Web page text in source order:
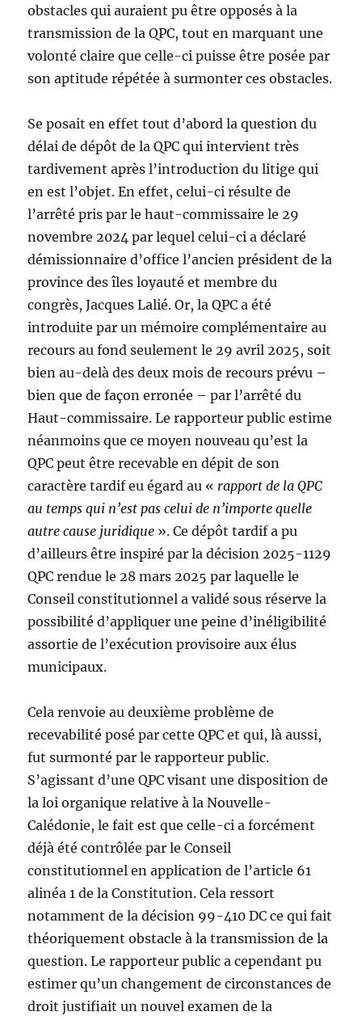
obstacles qui auraient pu être opposés à la
transmission de la QPC, tout en marquant une
volonté claire que celle-ci puisse être posée par
son aptitude répétée à surmonter ces obstacles.
Se posait en effet tout d’abord la question du
délai de dépôt de la QPC qui intervient très
tardivement après l’introduction du litige qui
en est l’objet. En effet, celui-ci résulte de
l’arrêté pris par le haut-commissaire le 29
novembre 2024 par lequel celui-ci a déclaré
démissionnaire d’office l’ancien président de la
province des îles loyauté et membre du
congrès, Jacques Lalié. Or, la QPC a été
introduite par un mémoire complémentaire au
recours au fond seulement le 29 avril 2025, soit
bien au-delà des deux mois de recours prévu –
bien que de façon erronée – par l’arrêté du
Haut-commissaire. Le rapporteur public estime
néanmoins que ce moyen nouveau qu’est la
QPC peut être recevable en dépit de son
caractère tardif eu égard au « rapport de la QPC
au temps qui n’est pas celui de n’importe quelle
autre cause juridique ». Ce dépôt tardif a pu
d’ailleurs être inspiré par la décision 2025-1129
QPC rendue le 28 mars 2025 par laquelle le
Conseil constitutionnel a validé sous réserve la
possibilité d’appliquer une peine d’inéligibilité
assortie de l’exécution provisoire aux élus
municipaux.
Cela renvoie au deuxième problème de
recevabilité posé par cette QPC et qui, là aussi,
fut surmonté par le rapporteur public.
S’agissant d’une QPC visant une disposition de
la loi organique relative à la Nouvelle-
Calédonie, le fait est que celle-ci a forcément
déjà été contrôlée par le Conseil
constitutionnel en application de l’article 61
alinéa 1 de la Constitution. Cela ressort
notamment de la décision 99-410 DC ce qui fait
théoriquement obstacle à la transmission de la
question. Le rapporteur public a cependant pu
estimer qu’un changement de circonstances de
droit justifiait un nouvel examen de la